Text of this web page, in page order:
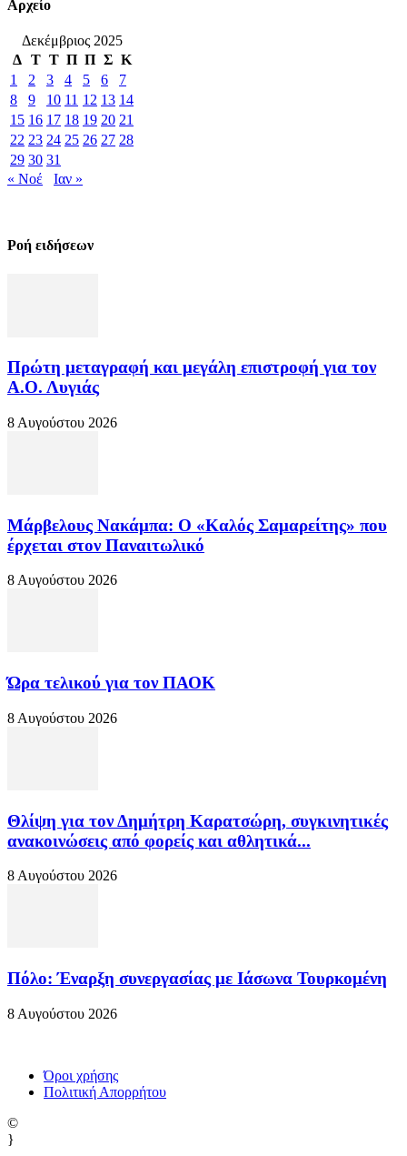
Αρχείο
Δεκέμβριος 2025
Δ Τ Τ Π Π Σ Κ
1
2 3 4 5 6
7
8
9 10 11 12 13 14
15 16 17 18 19 20 21
22 23 24 25 26 27 28
29 30 31
« Νοέ
Ιαν »
Ροή ειδήσεων
Πρώτη μεταγραφή και μεγάλη επιστροφή για τον
Α.Ο. Λυγιάς
8 Αυγούστου 2026
Μάρβελους Νακάμπα: Ο «Καλός Σαμαρείτης» που
έρχεται στον Παναιτωλικό
8 Αυγούστου 2026
Ώρα τελικού για τον ΠΑΟΚ
8 Αυγούστου 2026
Θλίψη για τον Δημήτρη Καρατσώρη, συγκινητικές
ανακοινώσεις από φορείς και αθλητικά...
8 Αυγούστου 2026
Πόλο: Έναρξη συνεργασίας με Ιάσωνα Τουρκομένη
8 Αυγούστου 2026
Όροι χρήσης
Πολιτική Απορρήτου
©
}